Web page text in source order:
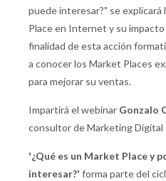
puede interesar?" se
Place en Internet y su
finalidad de esta acción
a conocer los Market Places
para mejorar su ventas.
Impartirá el webinar Gonzalo
consultor de Marketing Digital
'¿Qué es un Market Place y
interesar?' forma parte del